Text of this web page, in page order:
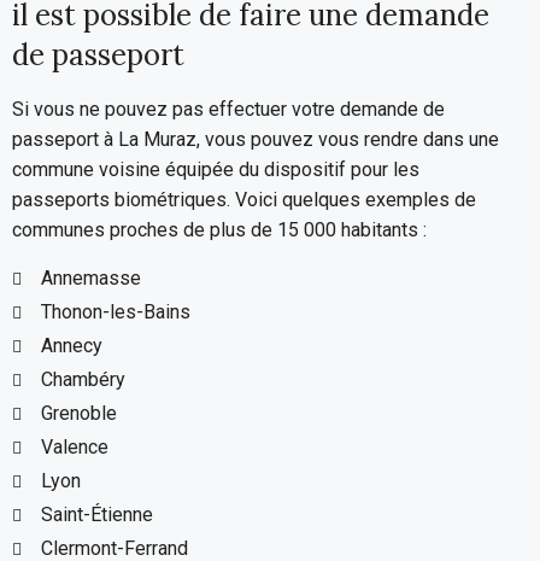
il est possible de faire une demande
de passeport
Si vous ne pouvez pas effectuer votre demande de
passeport à La Muraz, vous pouvez vous rendre dans une
commune voisine équipée du dispositif pour les
passeports biométriques. Voici quelques exemples de
communes proches de plus de 15 000 habitants :
Annemasse
Thonon-les-Bains
Annecy
Chambéry
Grenoble
Valence
Lyon
Saint-Étienne
Clermont-Ferrand